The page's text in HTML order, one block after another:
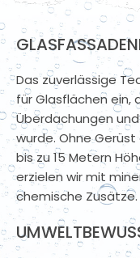
Das zuverlässige
für Glasflächen ein,
Überdachungen
wurde. Ohne
bis zu 15 Metern
erzielen wir mit
chemische Zusätze.